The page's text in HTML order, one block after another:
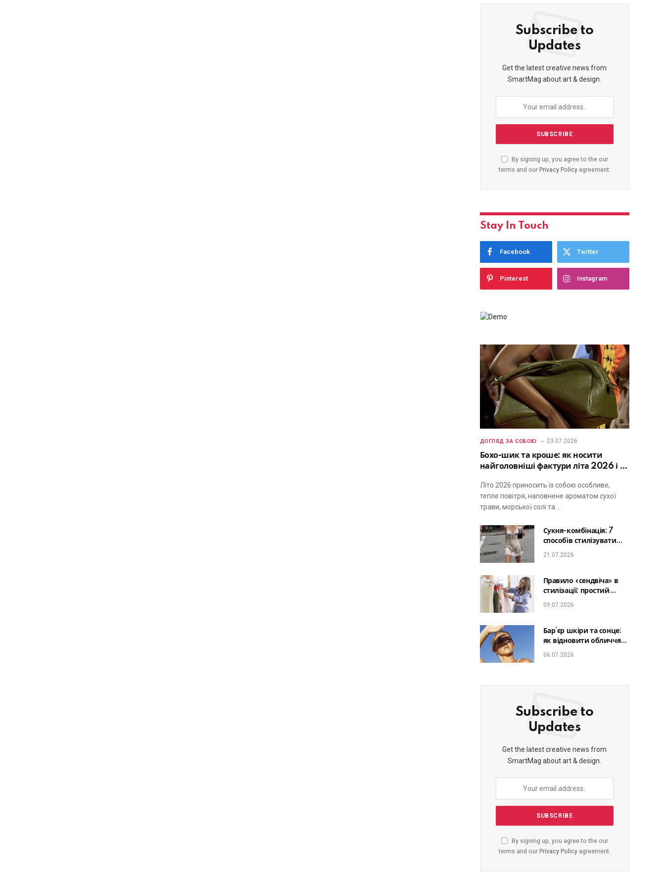
Subscribe to
Updates
Get the latest creative news from
SmartMag about art & design.
By signing up, you agree to the our
terms and our Privacy Policyagreement.
Stay In Touch
Facebook Twitter
Pinterest Instagram
ДОГЛЯД ЗА СОБОЮ 23.07.2026
Бохо-шик та кроше: як носити
найголовніші фактури літа 2026 і не
Літо 2026 приносить із собою особливе,
тепле повітря, наповнене ароматом сухої
трави, морської солі та…
Сукня-комбінація: 7
способів стилізувати
головну базу літа від
21.07.2026
Правило «сендвіча» в
стилізації: простий
лайфхак, який зробить
09.07.2026
Бар’єр шкіри та сонце:
як відновити обличчя
після відпустки та
06.07.2026
Subscribe to
Updates
Get the latest creative news from
SmartMag about art & design.
By signing up, you agree to the our
terms and our Privacy Policyagreement.